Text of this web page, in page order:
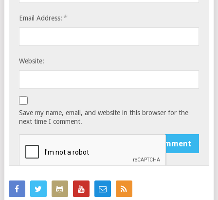
Email Address: *
Website:
Save my name, email, and website in this browser for the
next time I comment.